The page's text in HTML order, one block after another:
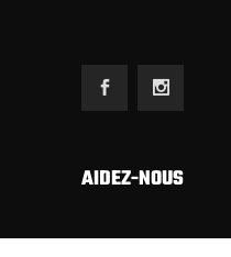
AIDEZ-NOUS